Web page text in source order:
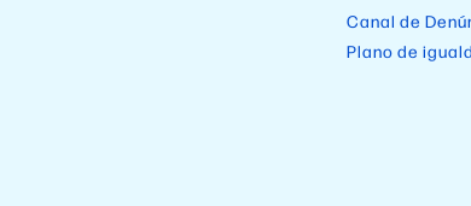
Canal de
Plano de